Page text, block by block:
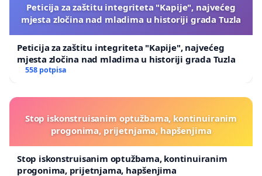
Peticija za zaštitu integriteta "Kapije", najvećeg
mjesta zločina nad mladima u historiji grada Tuzla
Peticija za zaštitu integriteta "Kapije", najvećeg
mjesta zločina nad mladima u historiji grada Tuzla
558 potpisa
Stop iskonstruisanim optužbama, kontinuiranim
progonima, prijetnjama, hapšenjima
Stop iskonstruisanim optužbama, kontinuiranim
progonima, prijetnjama, hapšenjima